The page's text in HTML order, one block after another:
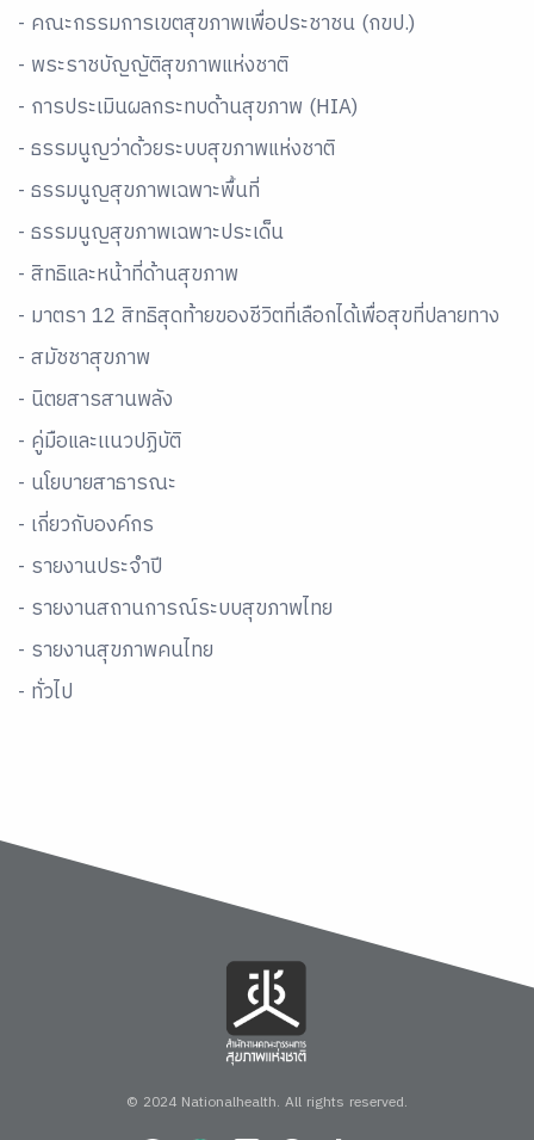
- คณะกรรมการเขตสุขภาพเพื่อประชาชน (กขป.)
- พระราชบัญญัติสุขภาพแห่งชาติ
- การประเมินผลกระทบด้านสุขภาพ (HIA)
- ธรรมนูญว่าด้วยระบบสุขภาพแห่งชาติ
- ธรรมนูญสุขภาพเฉพาะพื้นที่
- ธรรมนูญสุขภาพเฉพาะประเด็น
- สิทธิและหน้าที่ด้านสุขภาพ
- มาตรา 12 สิทธิสุดท้ายของชีวิตที่เลือกได้เพื่อสุขที่ปลายทาง
- สมัชชาสุขภาพ
- นิตยสารสานพลัง
- คู่มือและเเนวปฏิบัติ
- นโยบายสาธารณะ
- เกี่ยวกับองค์กร
- รายงานประจำปี
- รายงานสถานการณ์ระบบสุขภาพไทย
- รายงานสุขภาพคนไทย
- ทั่วไป
© 2024 Nationalhealth. All rights reserved.